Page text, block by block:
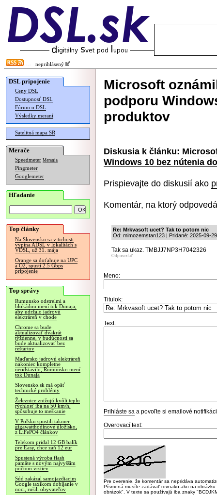
neprihlásený
DSL pripojenie
Ceny DSL
Dostupnosť DSL
Fórum o DSL
Výsledky meraní
Satelitná mapa SR
Merače
Speedmeter Merania
Pingmeter
Googlemeter
Hľadanie
Top články
Na Slovensku sa v tichosti
vypína ADSL v lokalitách s
VDSL, už 31. mája
Orange sa doťahuje na UPC
a O2, spustí 2.5 Gbps
pripojenie
Top správy
Rumunsko odstrelmi a
blokádou mení tok Dunaja,
aby udržalo jadrovú
elektráreň v chode
Chrome sa bude
aktualizovať dvakrát
týždenne, v budúcnosti sa
bude aktualizovať bez
reštartov
Maďarsko jadrovú elektráreň
nakoniec kompletne
neodstavilo, Rumunsko mení
tok Dunaja
Slovensko.sk má opäť
technické problémy
Železnice znižujú kvôli teplu
rýchlosť iba na 50 km/h,
spôsobuje to meškanie
V Poľsku spustili takmer
gigawatthodinové úložisko,
z LiFePO4 článkov
Telekom pridal 12 GB balík
pre Easy, chce zaň 12 eur
Spustená výroba flash
pamäte s novým najvyšším
počtom vrstiev
Súd zakázal samojazdiacim
Google taxíkom dobíjanie v
noci, rušili obyvateľov
Microsoft
podporu
produktov
Diskusia k článku:
Windows 10 bez nútenia
Prispievajte do diskusií ako
Komentár, na ktorý
Re: Mrkvasoft ucet? Tak to potom nic
Od: mimozemstan123 | Pridané: 2025-09-
Tak sa ukaz. TMBJJ7NP3H7042326
Odpovedať
Meno:
Titulok:
Text:
Prihláste sa a povoľte si emailové
Overovací text:
Pre overenie, že komentár sa nepridáva
Písmená musíte zadávať rovnako ako na
obrázok". V texte sa používajú iba znaky